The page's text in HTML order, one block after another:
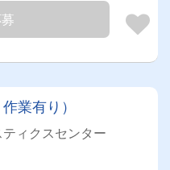
業有り）
ィクスセンター